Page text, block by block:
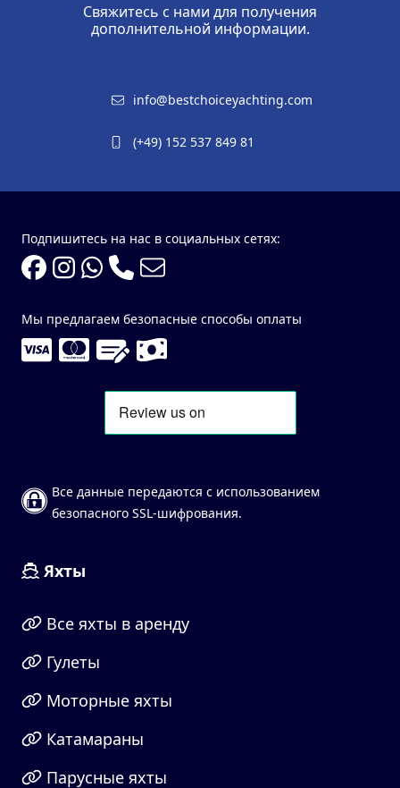
Свяжитесь с нами для получения
дополнительной информации.
info@bestchoiceyachting.com
(+49) 152 537 849 81
Подпишитесь на нас в социальных сетях:
Мы предлагаем безопасные способы оплаты
Все данные передаются с использованием
безопасного SSL-шифрования.
Яхты
Все яхты в аренду
Гулеты
Моторные яхты
Катамараны
Парусные яхты